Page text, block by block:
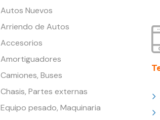
Autos Nuevos
Arriendo de Autos
Accesorios
Amortiguadores
Camiones, Buses
Chasis, Partes externas
Equipo pesado, Maquinaria